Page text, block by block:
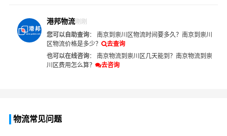
港邦物流刚刚
您可以自助查询： 南京到崇川区物流时间要多久？ 南京到崇川
区物流价格是多少？
去查询
也可以在线咨询： 南京物流到崇川区几天能到？ 南京物流到崇
川区费用怎么算？
去咨询
物流常见问题